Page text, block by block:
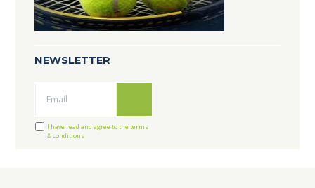
NEWSLETTER
I have read and agree to the terms
& conditions